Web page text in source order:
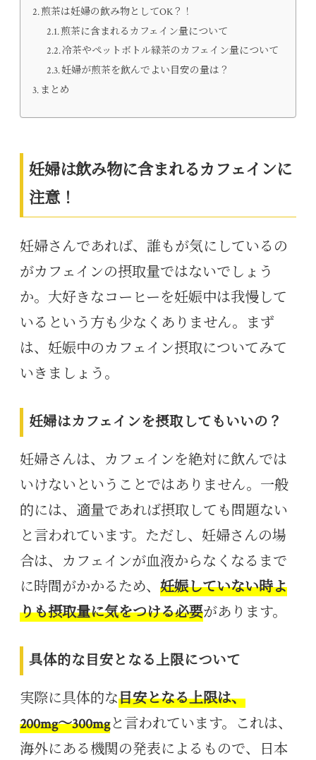
煎茶は妊婦の飲み物としてOK？！
煎茶に含まれるカフェイン量について
冷茶やペットボトル緑茶のカフェイン量について
妊婦が煎茶を飲んでよい目安の量は？
まとめ
妊婦は飲み物に含まれるカフェインに
注意！
妊婦さんであれば、誰もが気にしているの
がカフェインの摂取量ではないでしょう
か。大好きなコーヒーを妊娠中は我慢して
いるという方も少なくありません。まず
は、妊娠中のカフェイン摂取についてみて
いきましょう。
妊婦はカフェインを摂取してもいいの？
妊婦さんは、カフェインを絶対に飲んでは
いけないということではありません。 一般
的には、適量であれば摂取しても問題ない
と言われています。ただし、妊婦さんの場
合は、カフェインが血液からなくなるまで
に時間がかかるため、 妊娠していない時よ
りも摂取量に気をつける必要があります。
具体的な目安となる上限について
実際に具体的な目安となる上限は、
200mg〜300mgと言われています。これは、
海外にある機関の発表によるもので、日本